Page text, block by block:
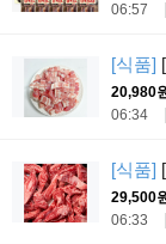
06:57
[식품]
20,980
06:34
[식품]
29,500
06:33